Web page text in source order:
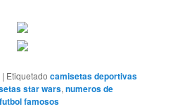
| Etiquetado camisetas deportivas
star wars,numeros de
famosos